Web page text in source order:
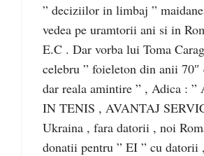
” deciziilor in limbaj ”
vedea pe uramtorii ani si in
E.C . Dar vorba lui Toma
celebru ” foieleton din anii 70″
dar reala amintire ” , Adica : ”
IN TENIS , AVANTAJ
Ukraina , fara datorii , noi
donatii pentru ” EI ” cu datorii